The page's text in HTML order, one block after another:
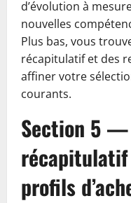
d’évolution à
nouvelles
Plus bas, vous
récapitulatif et des
affiner votre
courants.
Section 5
profils